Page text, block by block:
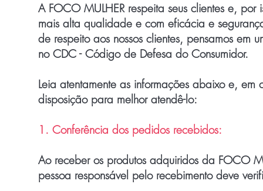
A FOCO MULHER respeita seus clientes e, por
mais alta qualidade e com eficácia e
de respeito aos nossos clientes, pensamos em
no CDC - Código de Defesa do Consumidor.
Leia atentamente as informações abaixo e,
disposição para melhor atendê-lo:
1. Conferência dos pedidos recebidos:
Ao receber os produtos adquiridos da FOCO
pessoa responsável pelo recebimento deve